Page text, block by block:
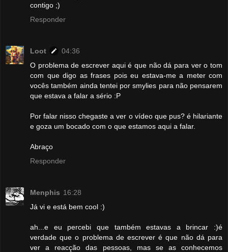
contigo ;)
Responder
Loot
04:36
O problema de escrever aqui é que não dá para ver o tom
com que digo as frases pois eu estava-me a meter com
vocês também ainda tentei por smylies para não pensarem
que estava a falar a sério :P
Por falar nisso chegaste a ver o vídeo que pus? é hilariante
e goza um bocado com o que estamos aqui a falar.
Abraço
Responder
Menphis 16:28
Já vi e está bem cool :)
ah...e eu percebi que também estavas a brincar :)é
verdade que o problema de escrever é que não dá para
ver a reacção das pessoas, mas se as conhecemos